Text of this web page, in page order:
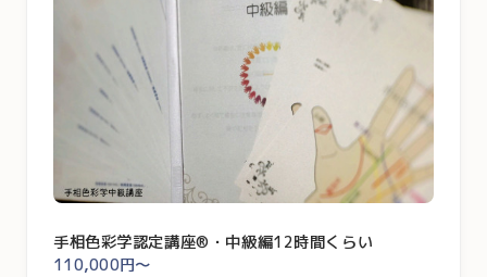
手相色彩学認定講座®・中級編12時間くらい
110,000円～